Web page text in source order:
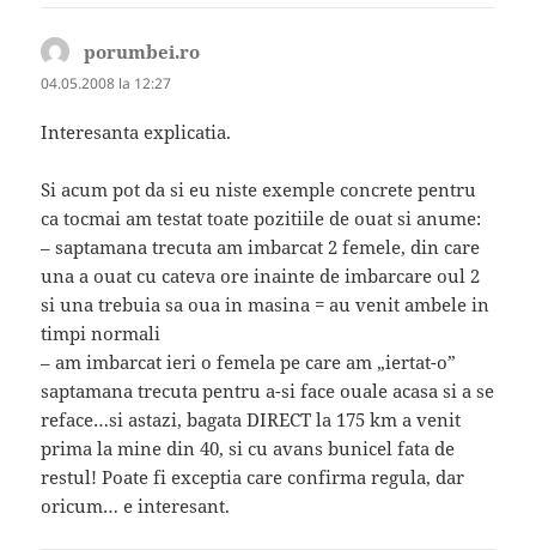
porumbei.ro
04.05.2008 la 12:27
Interesanta explicatia.
Si acum pot da si eu niste exemple concrete pentru
ca tocmai am testat toate pozitiile de ouat si anume:
– saptamana trecuta am imbarcat 2 femele, din care
una a ouat cu cateva ore inainte de imbarcare oul 2
si una trebuia sa oua in masina = au venit ambele in
timpi normali
– am imbarcat ieri o femela pe care am „iertat-o”
saptamana trecuta pentru a-si face ouale acasa si a se
reface…si astazi, bagata DIRECT la 175 km a venit
prima la mine din 40, si cu avans bunicel fata de
restul! Poate fi exceptia care confirma regula, dar
oricum… e interesant.